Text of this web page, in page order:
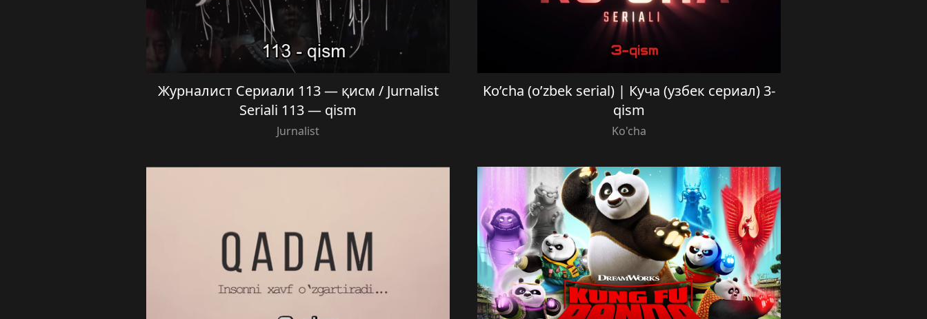
Журналист Сериали 113 — қисм / Jurnalist
Seriali 113 — qism
Jurnalist
Ko’cha (o’zbek serial) | Куча (узбек сериал) 3-
qism
Ko'cha